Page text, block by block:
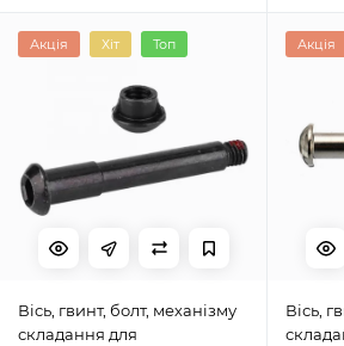
Акція Хіт Топ
Вісь, гвинт, болт, механізму
складання для
Акція
Вісь,